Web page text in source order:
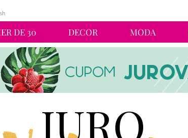
DE 30 DECOR MODA